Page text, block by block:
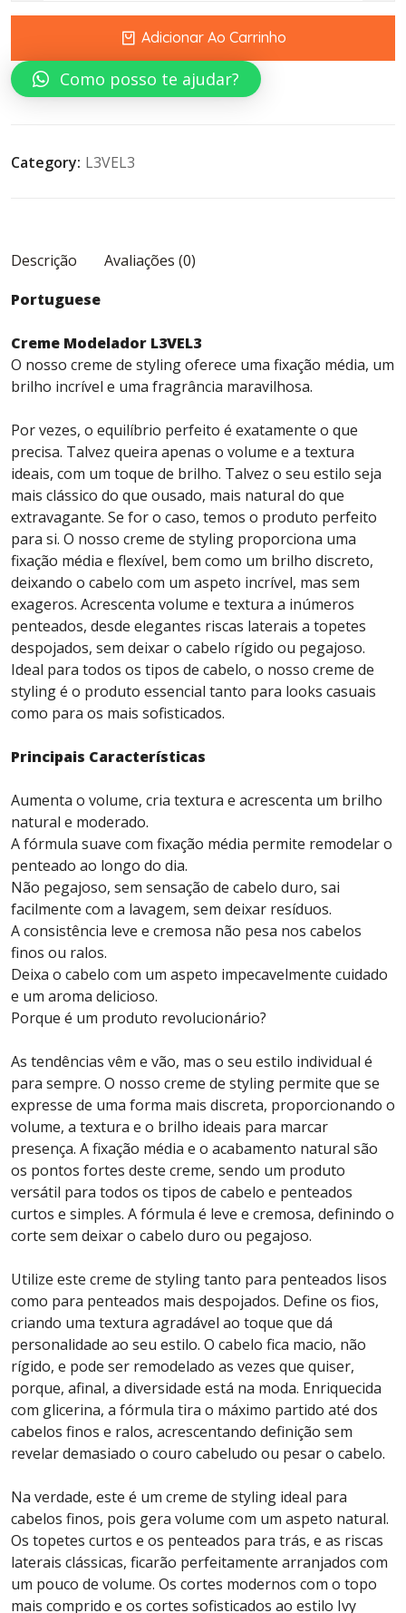
Adicionar Ao Carrinho
Como posso te ajudar?
Category: L3VEL3
Descrição
Avaliações (0)
Portuguese
Creme Modelador L3VEL3
O nosso creme de styling oferece uma fixação média, um
brilho incrível e uma fragrância maravilhosa.
Por vezes, o equilíbrio perfeito é exatamente o que
precisa. Talvez queira apenas o volume e a textura
ideais, com um toque de brilho. Talvez o seu estilo seja
mais clássico do que ousado, mais natural do que
extravagante. Se for o caso, temos o produto perfeito
para si. O nosso creme de styling proporciona uma
fixação média e flexível, bem como um brilho discreto,
deixando o cabelo com um aspeto incrível, mas sem
exageros. Acrescenta volume e textura a inúmeros
penteados, desde elegantes riscas laterais a topetes
despojados, sem deixar o cabelo rígido ou pegajoso.
Ideal para todos os tipos de cabelo, o nosso creme de
styling é o produto essencial tanto para looks casuais
como para os mais sofisticados.
Principais Características
Aumenta o volume, cria textura e acrescenta um brilho
natural e moderado.
A fórmula suave com fixação média permite remodelar o
penteado ao longo do dia.
Não pegajoso, sem sensação de cabelo duro, sai
facilmente com a lavagem, sem deixar resíduos.
A consistência leve e cremosa não pesa nos cabelos
finos ou ralos.
Deixa o cabelo com um aspeto impecavelmente cuidado
e um aroma delicioso.
Porque é um produto revolucionário?
As tendências vêm e vão, mas o seu estilo individual é
para sempre. O nosso creme de styling permite que se
expresse de uma forma mais discreta, proporcionando o
volume, a textura e o brilho ideais para marcar
presença. A fixação média e o acabamento natural são
os pontos fortes deste creme, sendo um produto
versátil para todos os tipos de cabelo e penteados
curtos e simples. A fórmula é leve e cremosa, definindo o
corte sem deixar o cabelo duro ou pegajoso.
Utilize este creme de styling tanto para penteados lisos
como para penteados mais despojados. Define os fios,
criando uma textura agradável ao toque que dá
personalidade ao seu estilo. O cabelo fica macio, não
rígido, e pode ser remodelado as vezes que quiser,
porque, afinal, a diversidade está na moda. Enriquecida
com glicerina, a fórmula tira o máximo partido até dos
cabelos finos e ralos, acrescentando definição sem
revelar demasiado o couro cabeludo ou pesar o cabelo.
Na verdade, este é um creme de styling ideal para
cabelos finos, pois gera volume com um aspeto natural.
Os topetes curtos e os penteados para trás, e as riscas
laterais clássicas, ficarão perfeitamente arranjados com
um pouco de volume. Os cortes modernos com o topo
mais comprido e os cortes sofisticados ao estilo Ivy